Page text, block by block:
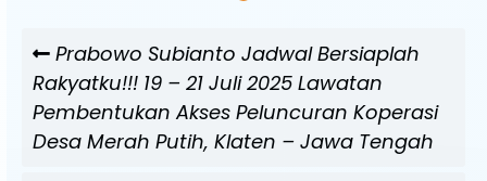
posPrevious
Post
Prabowo Subianto Jadwal Bersiaplah
Rakyatku!!! 19 – 21 Juli 2025 Lawatan
Pembentukan Akses Peluncuran Koperasi
Desa Merah Putih, Klaten – Jawa Tengah